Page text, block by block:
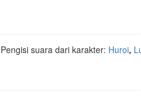
Pengisi suara dari karakter: Huroi,